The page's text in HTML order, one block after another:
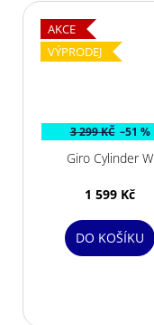
AKCE
VÝPRODEJ
3 299 KČ –51 %
Giro Cylinder W
1 599 Kč
DO KOŠÍKU